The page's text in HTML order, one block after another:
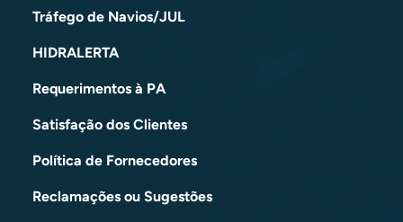
Tráfego de Navios/JUL
HIDRALERTA
Requerimentos à PA
Satisfação dos Clientes
Política de Fornecedores
Reclamações ou Sugestões